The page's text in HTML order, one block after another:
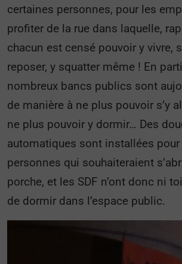
certaines personnes, pour les
profiter de la rue dans laquelle,
chacun est censé pouvoir y vivre,
reposer, y squatter même ! En
nombreux bancs publics sont
de manière à ne plus pouvoir s’y
ne plus pouvoir y dormir… Des
automatiques sont installées
personnes qui souhaiteraient
porche, et les SDF n’ont donc ni
de dormir dans l’espace public.